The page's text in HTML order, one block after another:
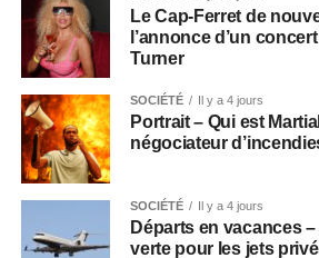
Le Cap-Ferret de
l’annonce d’un
Turner
SOCIÉTÉ Il y a 4 jours
Portrait – Qui est
négociateur
SOCIÉTÉ Il y a 4 jours
Départs en vacances
verte pour les jets